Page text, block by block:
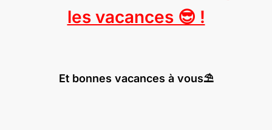
les vacances 😎 !
Et bonnes vacances à vous⛱️